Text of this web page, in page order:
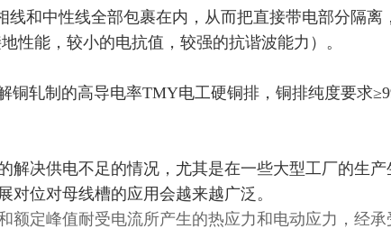
和中性线全部包裹在内，从而把直接带电部分隔离
性能，较小的电抗值，较强的抗谐波能力）。
铜轧制的高导电率TMY电工硬铜排，铜排纯度要求
决供电不足的情况，尤其是在一些大型工厂的生
位对母线槽的应用会越来越广泛。
额定峰值耐受电流所产生的热应力和电动应力，经